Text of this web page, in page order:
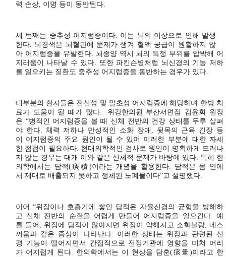
력 손상, 이명 등이 동반된다.
세 번째는 중추성 어지럼증이다. 이는 뇌의 이상으로 인해 발생
한다. 뇌경색은 뇌혈관에 문제가 생겨 혈액 공급이 원활하지 않
아 어지럼증을 유발한다. 뇌종양 역시 뇌의 특정 부위를 압박해 어
지러움이 나타날 수 있다. 또한 파킨슨병처럼 뇌신경의 기능 저하
를 일으키는 질환도 중추성 어지럼증을 동반하는 경우가 있다.
대부분의 환자들은 전신성 및 말초성 어지럼증에 해당하며 한방 치
료가 도움이 될 때가 많다.. 위강한의원 부산서면점 김윤회 원장
은 “병적인 어지럼증을 볼 때 신체 전반의 건강 상태를 두루 살펴
야 한다. 체력 저하나 만성적인 소화 장애, 뒷목의 근육 긴장 등
이 어지럼증의 주요 원인이 될 수 있어 이러한 부분에 대한 자세
한 점검이 필요하다. 현대의학적인 검사로 원인이 명확하게 드러나
지 않는 경우는 대개 이와 같은 신체적 문제가 바탕에 있다. 특히 한
의학에서는 담적(痰積)이라는 개념을 활용한다. 담적은 몸 안에
서 제대로 배출되지 못하고 정체된 노폐물이다”고 설명했다.
이어 “위장이나 호흡기에 쌓인 담적은 자율신경의 균형을 방해하
고 신체 전반의 순환을 어렵게 만들어 어지럼증을 일으킨다. 예
를 들어, 위장에 담적이 많아지면 위장이 약해지고 소화불량, 메스
꺼움과 같은 증상이 나타난다. 이러한 상태는 위장과 관련된 신
경 기능이 떨어지면서 간접적으로 전정기관에 영향을 미쳐 머리
가 어지럽게 된다. 한의학에서는 이 현상을 담훈(痰暈)이라고 한